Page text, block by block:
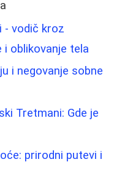
- vodič kroz
i oblikovanje tela
i negovanje sobne
Tretmani: Gde je
prirodni putevi i